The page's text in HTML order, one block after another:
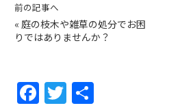
前の記事へ
« 庭の枝木や雑草の処分でお困
りではありませんか？
F T